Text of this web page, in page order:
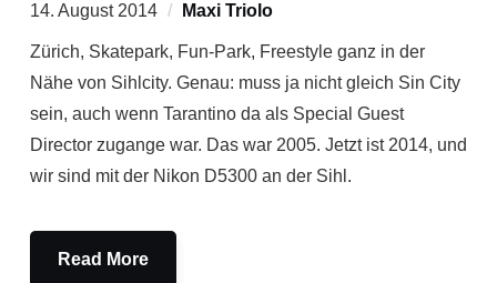
14. August 2014 Maxi Triolo
Zürich, Skatepark, Fun-Park, Freestyle ganz in der
Nähe von Sihlcity. Genau: muss ja nicht gleich Sin City
sein, auch wenn Tarantino da als Special Guest
Director zugange war. Das war 2005. Jetzt ist 2014, und
wir sind mit der Nikon D5300 an der Sihl.
Read More